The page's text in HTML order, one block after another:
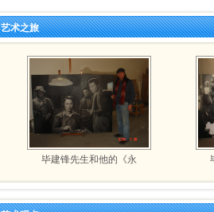
艺术之旅
毕建锋先生和他的《永